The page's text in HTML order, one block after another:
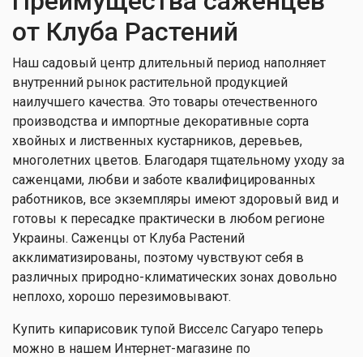
от Клуба Растений
Наш садовый центр длительный период наполняет
внутренний рынок растительной продукцией
наилучшего качества. Это товары отечественного
производства и импортные декоративные сорта
хвойных и лиственных кустарников, деревьев,
многолетних цветов. Благодаря тщательному уходу за
саженцами, любви и заботе квалифицированных
работников, все экземпляры имеют здоровый вид и
готовы к пересадке практически в любом регионе
Украины. Саженцы от Клуба Растений
акклиматизированы, поэтому чувствуют себя в
различных природно-климатических зонах довольно
неплохо, хорошо перезимовывают.
Купить кипарисовик тупой Висселс Сагуаро теперь
можно в нашем Интернет-магазине по